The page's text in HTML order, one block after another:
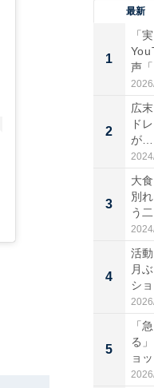
最新
1
「
声
2
広
ド
が…
「
3
大
別
う
4
活
月
シ
5
「
る
ョ
た